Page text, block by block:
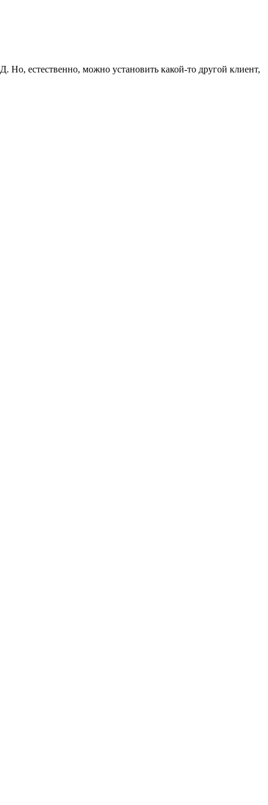
естественно, можно установить какой-то другой клиент,